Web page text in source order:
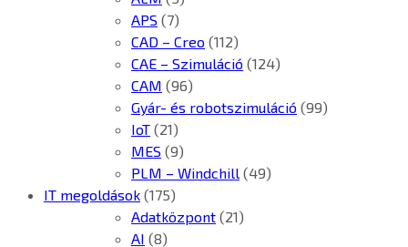
APS (7)
CAD – Creo (112)
CAE – Szimuláció (124)
CAM (96)
Gyár- és robotszimuláció (99)
IoT (21)
MES (9)
PLM – Windchill (49)
IT megoldások (175)
Adatközpont (21)
AI (8)